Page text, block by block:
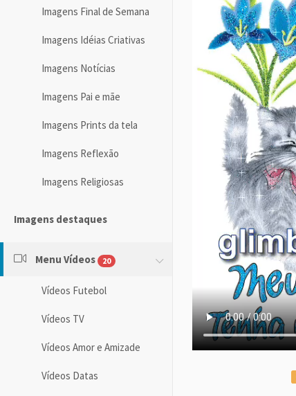
Imagens Final de Semana
Imagens Idéias Criativas
Imagens Notícias
Imagens Pai e mãe
Imagens Prints da tela
Imagens Reflexão
Imagens Religiosas
Imagens destaques
Menu Vídeos 20
Vídeos Futebol
Vídeos TV
Vídeos Amor e Amizade
Vídeos Datas